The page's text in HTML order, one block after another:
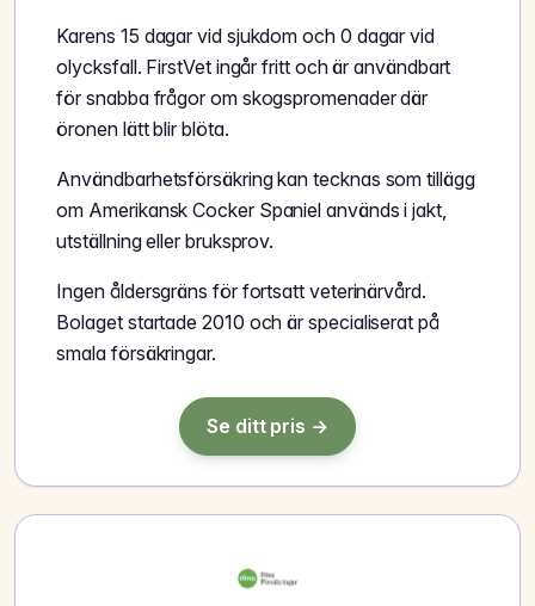
Karens 15 dagar vid sjukdom och 0 dagar vid
olycksfall. FirstVet ingår fritt och är användbart
för snabba frågor om skogspromenader där
öronen lätt blir blöta.
Användbarhetsförsäkring kan tecknas som tillägg
om Amerikansk Cocker Spaniel används i jakt,
utställning eller bruksprov.
Ingen åldersgräns för fortsatt veterinärvård.
Bolaget startade 2010 och är specialiserat på
smala försäkringar.
Se ditt pris →